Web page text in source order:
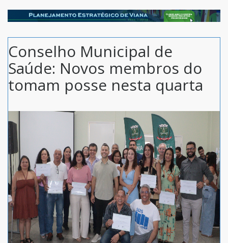
ES
Conselho Municipal de
Saúde: Novos membros do
tomam posse nesta quarta